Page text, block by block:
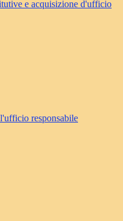
e acquisizione d'ufficio
responsabile